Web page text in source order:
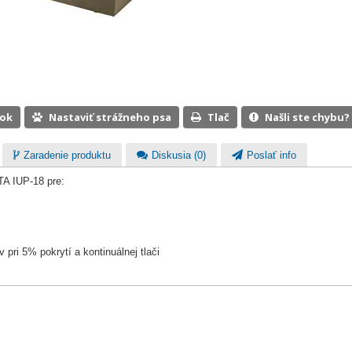
Nastaviť strážneho psa Tlač Našli ste chybu?
Zaradenie produktu Diskusia (0) Poslať info
IUP-18 pre:
pri 5% pokrytí a kontinuálnej tlači